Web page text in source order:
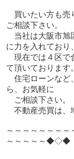
買いたい方も売
ご相談下さい。
当社は大阪市旭
に力を入れており、
現在では４区で
て頂いてお
住宅ローンなど
ら、お気軽に
ご相談下さい。
不動産売買は、
～～～～～～～～
～～～～～◆◇◆